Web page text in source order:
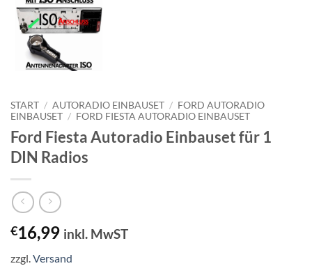
START / AUTORADIO EINBAUSET / FORD AUTORADIO
EINBAUSET / FORD FIESTA AUTORADIO EINBAUSET
Ford Fiesta Autoradio Einbauset für 1
DIN Radios
€16,99 inkl. MwST
zzgl.Versand